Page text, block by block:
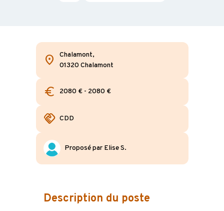
location_on
Chalamont,
01320 Chalamont
euro 2080 € - 2080 €
handshake CDD
Proposé par Elise S.
Description du poste